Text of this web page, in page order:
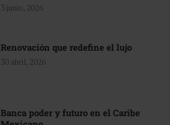
3 junio, 2026
Renovación que redefine el lujo
30 abril, 2026
Banca poder y futuro en el Caribe